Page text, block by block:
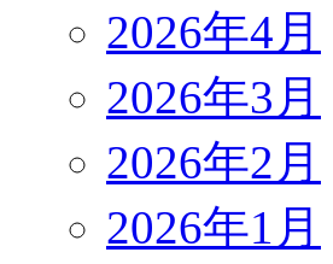
2026年4月
2026年3月
2026年2月
2026年1月